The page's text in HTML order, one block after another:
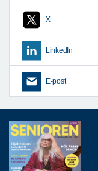
X
LinkedIn
E-post